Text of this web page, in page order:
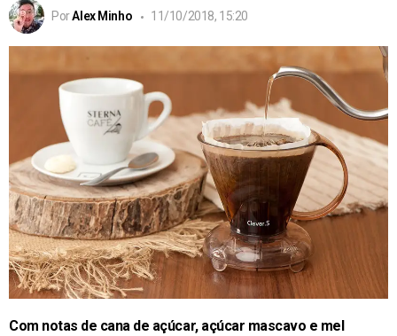
PorAlex Minho 11/10/2018, 15:20
Com notas de cana de açúcar, açúcar mascavo e mel